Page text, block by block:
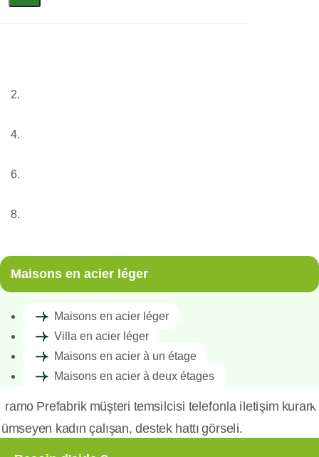
Maisons en acier léger
Maisons en acier léger
Villa en acier léger
Maisons en acier à un étage
Maisons en acier à deux étages